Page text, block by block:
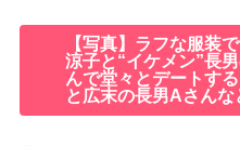
【写真】ラフな服装
涼子と“イケメン”長
んで堂々とデートす
と広末の長男Aさんな